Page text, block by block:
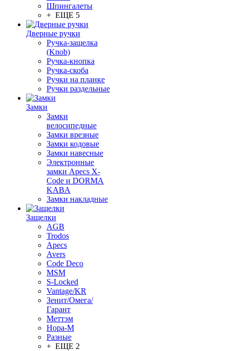
Шпингалеты
+ ЕЩЕ 5
Дверные ручки
Ручка-защелка
(Knob)
Ручка-кнопка
Ручка-скоба
Ручки на планке
Ручки раздельные
Замки
Замки
велосипедные
Замки врезные
Замки кодовые
Замки навесные
Электронные
замки Apecs X-
Code и DORMA
KABA
Замки накладные
Защелки
AGB
Trodos
Apecs
Avers
Code Deco
MSM
S-Locked
Vantage/KR
Зенит/Омега/
Гарант
Меттэм
Нора-М
Разные
+ ЕЩЕ 2